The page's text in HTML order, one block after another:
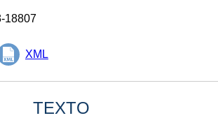
18807
XML
TEXTO